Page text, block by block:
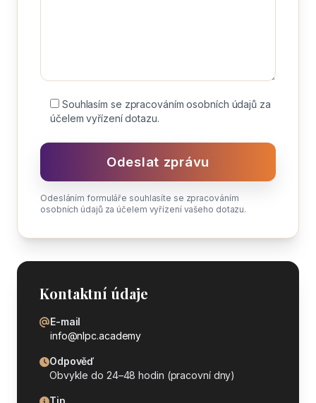
Souhlasím se zpracováním osobních údajů za
účelem vyřízení dotazu.
Odesláním formuláře souhlasíte se zpracováním
osobních údajů za účelem vyřízení vašeho dotazu.
Kontaktní údaje
E-mail
info@nlpc.academy
Odpověď
Obvykle do 24–48 hodin (pracovní dny)
Tip